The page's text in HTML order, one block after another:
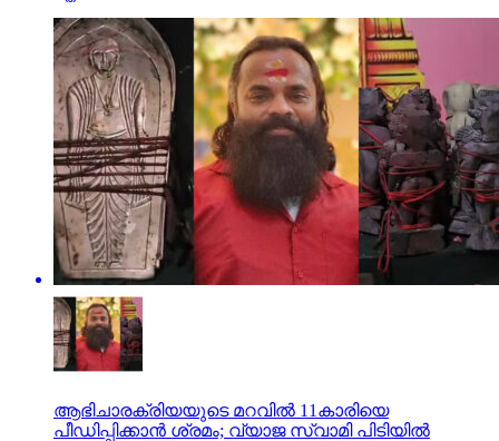
ആഭിചാരക്രിയയുടെ മറവിൽ 11കാരിയെ
പീഡിപ്പിക്കാൻ ശ്രമം; വ്യാജ സ്വാമി പിടിയിൽ